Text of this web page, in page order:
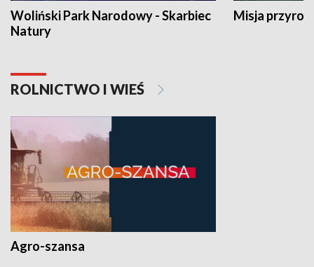
Woliński Park Narodowy - Skarbiec
Natury
Misja
ROLNICTWO I WIEŚ
Agro-szansa